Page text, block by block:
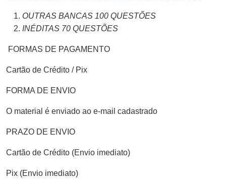
OUTRAS BANCAS 100 QUESTÕES
INÉDITAS 70 QUESTÕES
FORMAS DE PAGAMENTO
Cartão de Crédito / Pix
FORMA DE ENVIO
O material é enviado ao e-mail cadastrado
PRAZO DE ENVIO
Cartão de Crédito (Envio imediato)
Pix (Envio imediato)